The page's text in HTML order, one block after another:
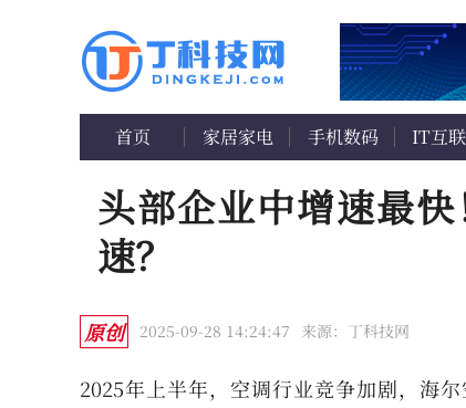
首页 家居家电 手机数码 IT互
头部企业中增速最
速？
原创 2025-09-28 14:24:47 来源：丁科技网
2025年上半年，空调行业竞争加剧，海